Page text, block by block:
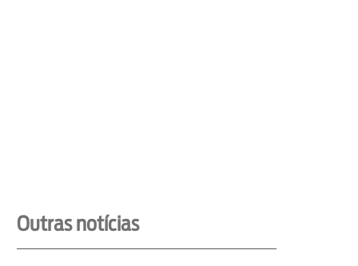
Outras notícias